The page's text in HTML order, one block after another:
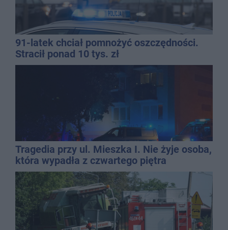
91-latek chciał pomnożyć oszczędności.
Stracił ponad 10 tys. zł
Tragedia przy ul. Mieszka I. Nie żyje osoba,
która wypadła z czwartego piętra